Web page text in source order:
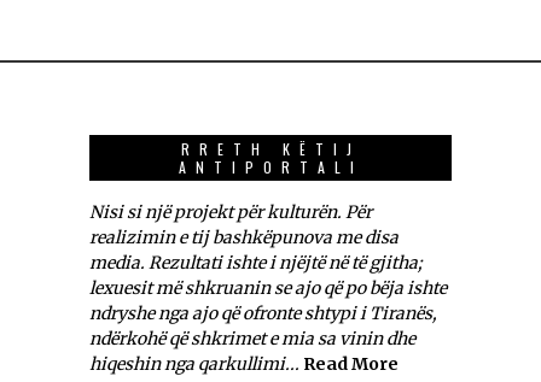
RRETH KËTIJ
ANTIPORTALI
Nisi si një projekt për kulturën. Për
realizimin e tij bashkëpunova me disa
media. Rezultati ishte i njëjtë në të gjitha;
lexuesit më shkruanin se ajo që po bëja ishte
ndryshe nga ajo që ofronte shtypi i Tiranës,
ndërkohë që shkrimet e mia sa vinin dhe
hiqeshin nga qarkullimi... Read More